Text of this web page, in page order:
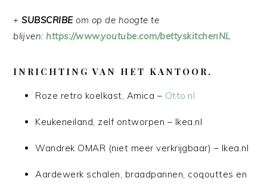
+SUBSCRIBEom op de hoogte te
blijven: https://www.youtube.com/bettyskitchenNL
INRICHTING VAN HET KANTOOR.
Roze retro koelkast, Amica – Otto.nl
Keukeneiland, zelf ontworpen – Ikea.nl
Wandrek OMAR (niet meer verkrijgbaar) – Ikea.nl
Aardewerk schalen, braadpannen, coqouttes en